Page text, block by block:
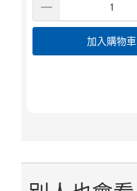
加入購物車